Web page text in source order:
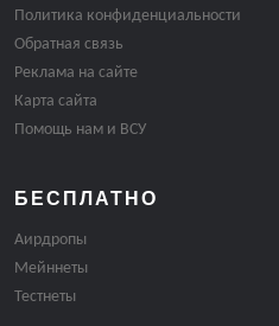
Политика конфиденциальности
Обратная связь
Реклама на сайте
Карта сайта
Помощь нам и ВСУ
БЕСПЛАТНО
Аирдропы
Мейннеты
Тестнеты